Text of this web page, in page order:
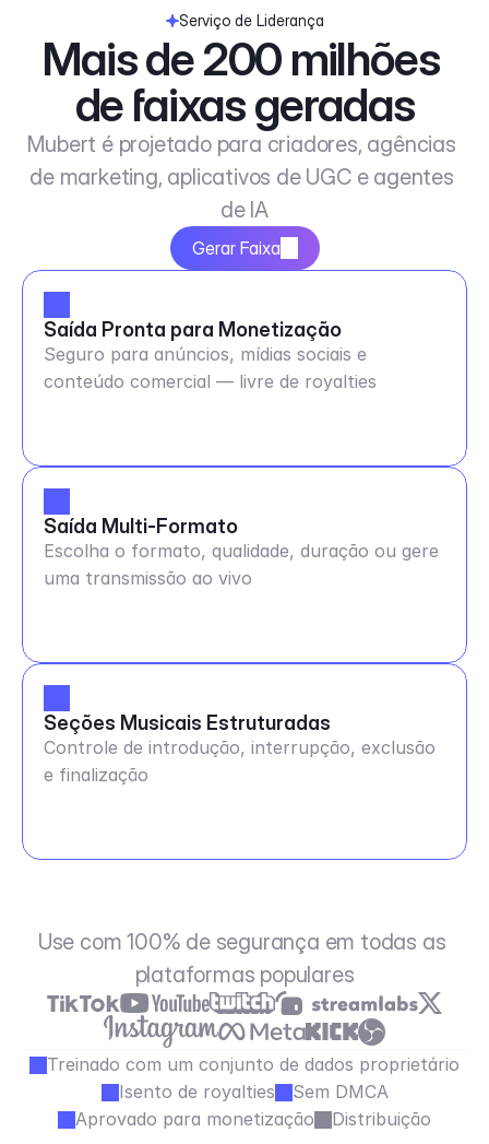
Serviço de Liderança
Mais de 200 milhões
de faixas geradas
Mubert é projetado para criadores, agências
de marketing, aplicativos de UGC e agentes
de IA
Gerar Faixa
Saída Pronta para Monetização
Seguro para anúncios, mídias sociais e
conteúdo comercial — livre de royalties
Saída Multi-Formato
Escolha o formato, qualidade, duração ou gere
uma transmissão ao vivo
Seções Musicais Estruturadas
Controle de introdução, interrupção, exclusão
e finalização
Use com 100% de segurança em todas as
plataformas populares
Treinado com um conjunto de dados proprietário
Isento de royalties
Sem DMCA
Aprovado para monetização
Distribuição